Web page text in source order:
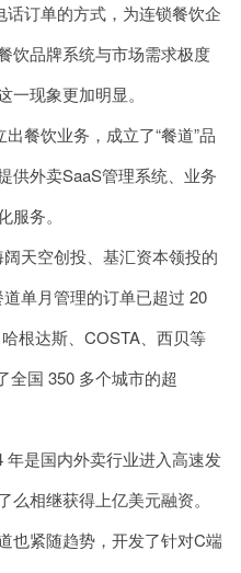
订单的方式，为连锁餐饮企
饮品牌系统与市场需求极度
现象更加明显。
餐饮业务，成立了“餐道”品
供外卖SaaS管理系统、业务
务。
天空创投、基汇资本领投的
单月管理的订单已超过 20
根达斯、COSTA、西贝等
全国 350 多个城市的超
是国内外卖行业进入高速发
相继获得上亿美元融资。
紧随趋势，开发了针对C端